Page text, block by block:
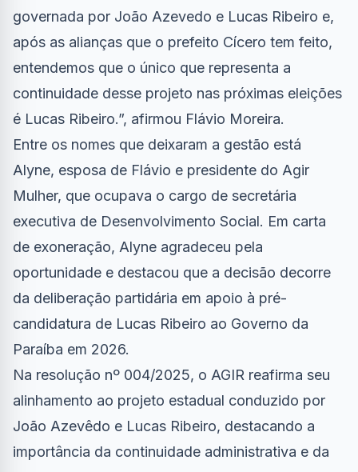
governada por João Azevedo e Lucas Ribeiro e,
após as alianças que o prefeito Cícero tem feito,
entendemos que o único que representa a
continuidade desse projeto nas próximas eleições
é Lucas Ribeiro.”, afirmou Flávio Moreira.
Entre os nomes que deixaram a gestão está
Alyne, esposa de Flávio e presidente do Agir
Mulher, que ocupava o cargo de secretária
executiva de Desenvolvimento Social. Em carta
de exoneração, Alyne agradeceu pela
oportunidade e destacou que a decisão decorre
da deliberação partidária em apoio à pré-
candidatura de Lucas Ribeiro ao Governo da
Paraíba em 2026.
Na resolução nº 004/2025, o AGIR reafirma seu
alinhamento ao projeto estadual conduzido por
João Azevêdo e Lucas Ribeiro, destacando a
importância da continuidade administrativa e da